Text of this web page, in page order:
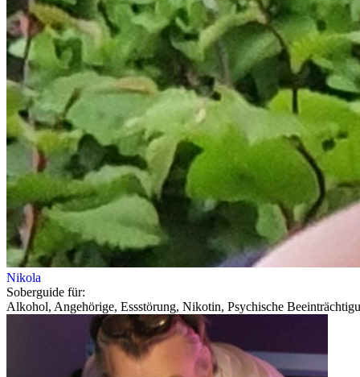
Nikola
Soberguide für:
Alkohol, Angehörige, Essstörung, Nikotin, Psychische